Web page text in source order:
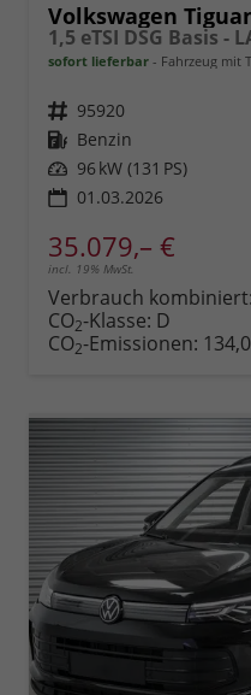
Volkswagen
1,5 eTSI DSG Basis -
sofort lieferbar Fahrzeug mit
Fahrzeugnr. 95920
Kraftstoff Benzin
Leistung 96 kW (131 PS)
01.03.2026
35.079,– €
incl. 19% MwSt.
Verbrauch kombiniert:
CO2-Klasse: D
CO2-Emissionen: